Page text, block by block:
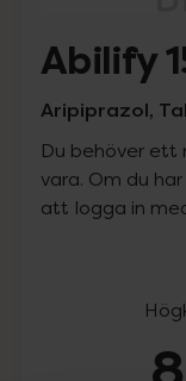
Abilify
Aripiprazol,
Du behöver ett
vara. Om du
att logga in